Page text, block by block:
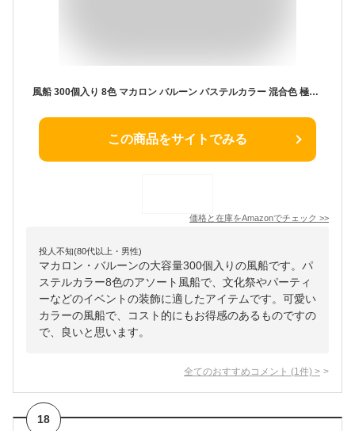
風船 300個入り 8色 マカロン バルーン パステルカラー 混合色 極厚風船 10インチ アソート風船 ラテックスバルーン パーティー お誕生日会 結婚式 パーティー クリスマス 記念日 誕生日 二次会 子供会 文化祭 ハロウィン イベント 飾り付け 飾り 装飾 可愛い色 balloons 6+
この商品をサイトでみる
価格と在庫をAmazonでチェック >>
投人不知(80代以上・男性)
マカロン・バルーンの大容量300個入りの風船です。パ
ステルカラー8色のアソート風船で、文化祭やパーティ
ーなどのイベントの装飾に適したアイテムです。可愛い
カラーの風船で、コスト的にもお得感のあるものですの
で、良いと思います。
全てのおすすめコメント (1 件) >
18